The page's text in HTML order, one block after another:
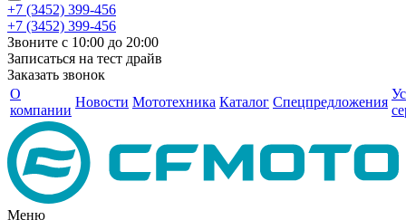
+7 (3452) 399-456
+7 (3452) 399-456
Звоните с 10:00 до 20:00
Записаться на тест драйв
Заказать звонок
О
компании
Новости Мототехника Каталог Спецпредложения
Меню